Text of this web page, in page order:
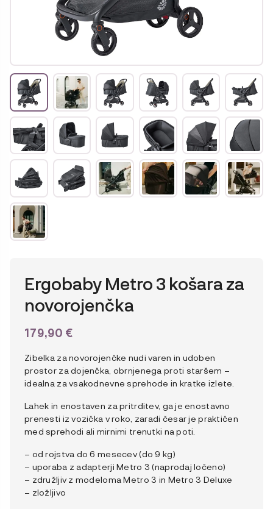
Ergobaby Metro 3 košara za
novorojenčka
179,90 €
Zibelka za novorojenčke nudi varen in udoben
prostor za dojenčka, obrnjenega proti staršem –
idealna za vsakodnevne sprehode in kratke izlete.
Lahek in enostaven za pritrditev, ga je enostavno
prenesti iz vozička v roko, zaradi česar je praktičen
med sprehodi ali mirnimi trenutki na poti.
– od rojstva do 6 mesecev (do 9 kg)
– uporaba z adapterji Metro 3 (naprodaj ločeno)
– združljiv z modeloma Metro 3 in Metro 3 Deluxe
– zložljivo